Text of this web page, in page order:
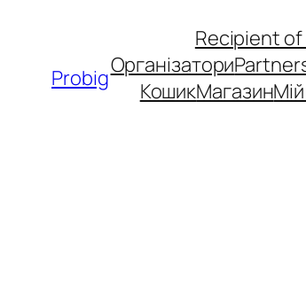
contentProbig
Recipient of
Організатори
КошикМагазин